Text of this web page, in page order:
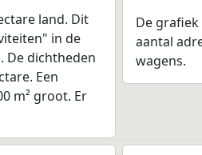
land. Dit
in de
. De dichtheden
Een
m² groot. Er
De
aantal
wagens.